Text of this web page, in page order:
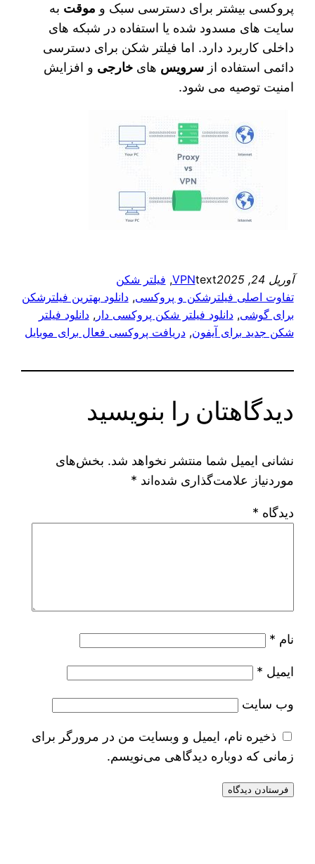
پروکسی بیشتر برای دسترسی سبک و موقت به
سایت‌ های مسدود شده یا استفاده در شبکه‌ های
داخلی کاربرد دارد. اما فیلتر شکن برای دسترسی
دائمی استفاده ازسرویس‌ هایخارجی و افزایش
امنیت توصیه می‌ شود.
آوریل 24, 2025 text
VPN
, فیلتر شکن
تفاوت اصلی فیلترشکن و پروکسی, دانلود بهترین فیلترشکن
برای گوشی, دانلود فیلتر شکن پروکسی دار, دانلود فیلتر
شکن جدید برای آیفون, دریافت پروکسی فعال برای موبایل
دیدگاهتان را بنویسید
نشانی ایمیل شما منتشر نخواهد شد. بخش‌های
موردنیاز علامت‌گذاری شده‌اند *
دیدگاه *
نام *
ایمیل *
وب‌ سایت
ذخیره نام، ایمیل و وبسایت من در مرورگر برای
زمانی که دوباره دیدگاهی می‌نویسم.